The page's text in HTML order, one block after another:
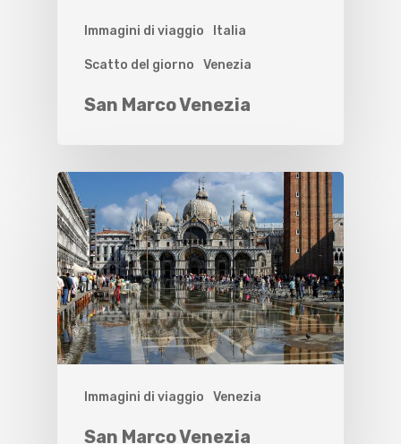
Immagini di viaggio Italia
Scatto del giorno Venezia
San Marco Venezia
Immagini di viaggio Venezia
San Marco Venezia